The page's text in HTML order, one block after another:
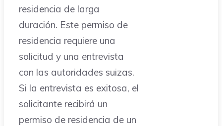
residencia de larga
duración. Este permiso de
residencia requiere una
solicitud y una entrevista
con las autoridades suizas.
Si la entrevista es exitosa, el
solicitante recibirá un
permiso de residencia de un